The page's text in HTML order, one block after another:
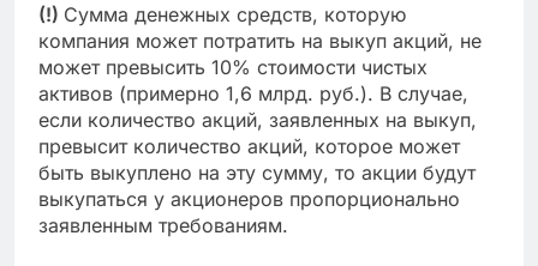
(!) Сумма денежных средств, которую
компания может потратить на выкуп акций, не
может превысить 10% стоимости чистых
активов (примерно 1,6 млрд. руб.). В случае,
если количество акций, заявленных на выкуп,
превысит количество акций, которое может
быть выкуплено на эту сумму, то акции будут
выкупаться у акционеров пропорционально
заявленным требованиям.